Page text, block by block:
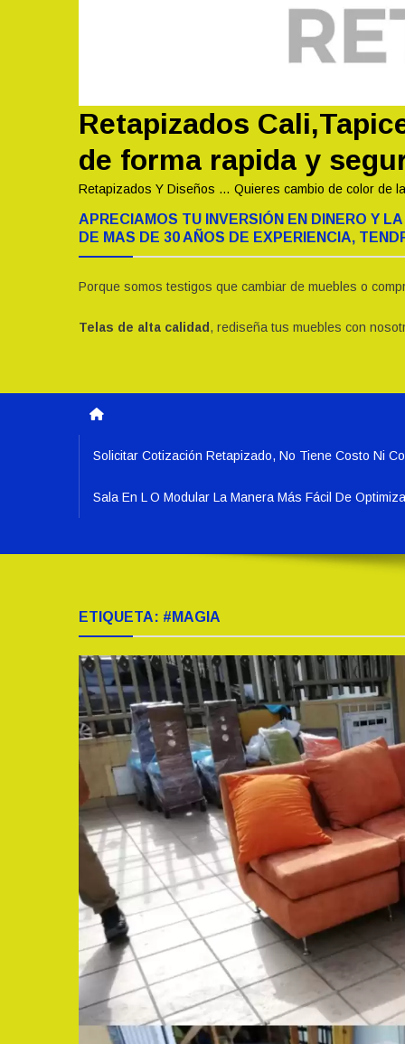
Retapizados
de forma rapida y
Retapizados Y Diseños … Quieres cambio de color de
APRECIAMOS TU INVERSIÓN EN DINERO Y
DE MAS DE 30 AÑOS DE EXPERIENCIA,
Porque somos testigos que cambiar de muebles o
Telas de alta calidad , rediseña tus muebles con
Solicitar Cotización Retapizado, No Tiene Costo Ni
Sala En L O Modular La Manera Más Fácil De
ETIQUETA: #MAGIA